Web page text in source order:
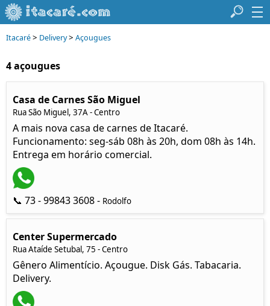
Itacaré> Delivery> Açougues
4 açougues
Casa de Carnes São Miguel
Rua São Miguel, 37A - Centro
A mais nova casa de carnes de Itacaré.
Funcionamento: seg-sáb 08h às 20h, dom 08h às 14h.
Entrega em horário comercial.
📞 73 - 99843 3608 - Rodolfo
Center Supermercado
Rua Ataíde Setubal, 75 - Centro
Gênero Alimentício. Açougue. Disk Gás. Tabacaria.
Delivery.